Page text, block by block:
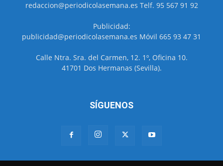
redaccion@periodicolasemana.es Telf. 95 567 91 92
Publicidad:
publicidad@periodicolasemana.es Móvil 665 93 47 31
Calle Ntra. Sra. del Carmen, 12. 1º, Oficina 10.
41701 Dos Hermanas (Sevilla).
SÍGUENOS